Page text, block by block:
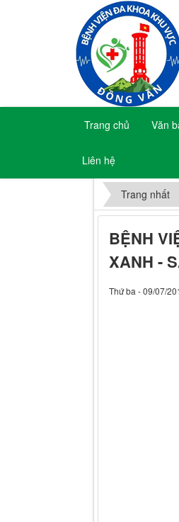
Trang chủ Văn
Liên hệ
Trang nhất
BỆNH
XANH -
Thứ ba - 09/07/